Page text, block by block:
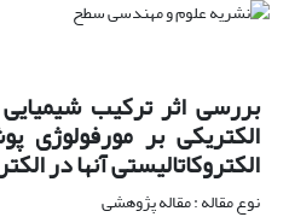
بررسی اثر ترکیب
الکتریکی بر
الکتروکاتالیستی آنها در
نوع مقاله : مقاله پژوهشی